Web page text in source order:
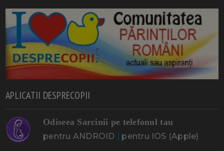
APLICATII DESPRECOPII
Odiseea Sarcinii pe telefonul tau
pentru ANDROID | pentru IOS (Apple)